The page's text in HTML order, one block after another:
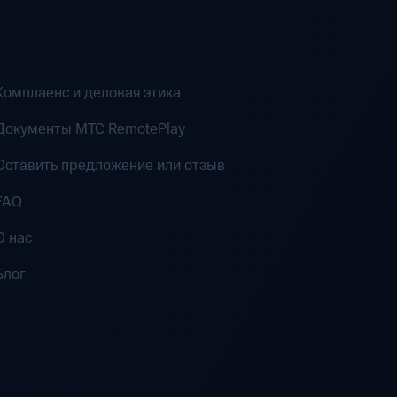
и деловая этика
MTC RemotePlay
предложение или отзыв
нас